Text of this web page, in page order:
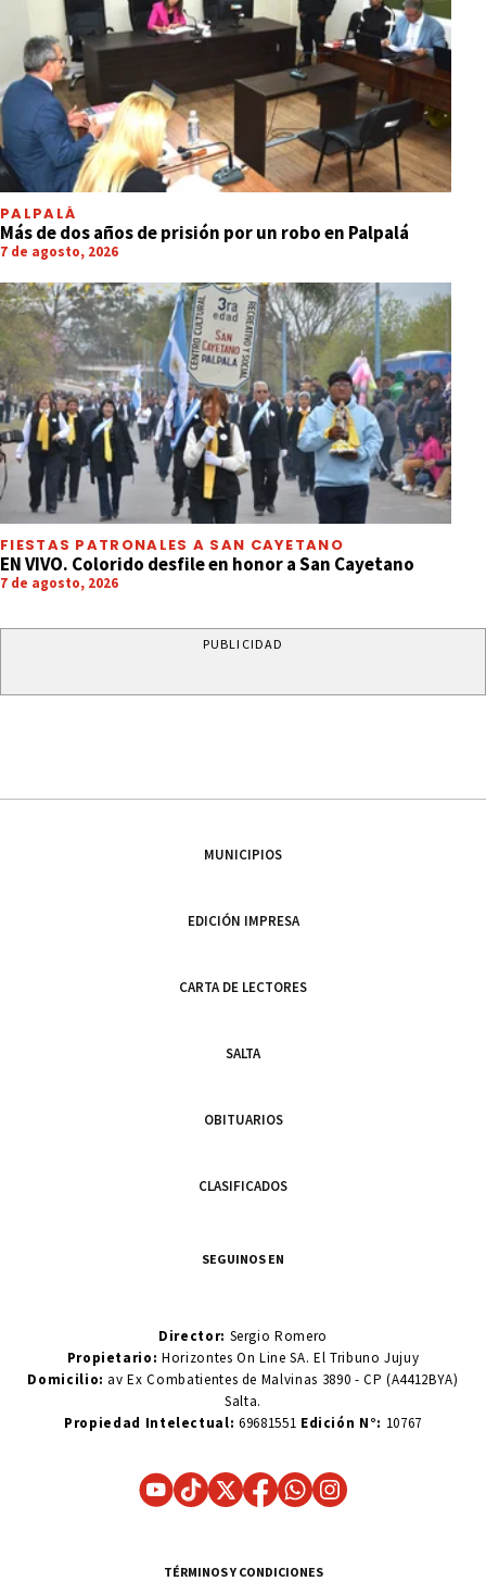
PALPALÁ
Más de dos años de prisión por un robo en Palpalá
7 de agosto, 2026
FIESTAS PATRONALES A SAN CAYETANO
EN VIVO. Colorido desfile en honor a San Cayetano
7 de agosto, 2026
PUBLICIDAD
MUNICIPIOS
EDICIÓN IMPRESA
CARTA DE LECTORES
SALTA
OBITUARIOS
CLASIFICADOS
SEGUINOS EN
Director: Sergio Romero
Propietario:Horizontes On Line SA. El Tribuno Jujuy
Domicilio: av Ex Combatientes de Malvinas 3890 - CP (A4412BYA)
Salta.
Propiedad Intelectual: 69681551 Edición N°: 10767
TÉRMINOS Y CONDICIONES